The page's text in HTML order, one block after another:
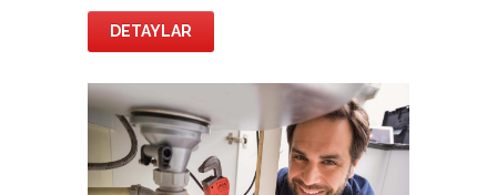
DETAYLAR